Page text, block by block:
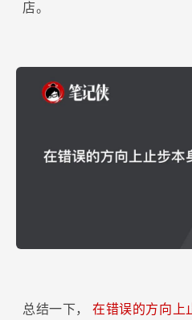
店。
总结一下，在错误的方向上